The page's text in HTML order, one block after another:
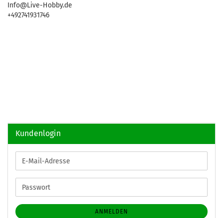
Info@Live-Hobby.de
+492741931746
Kundenlogin
E-
Mail-
Adresse
Passwort
ANMELDEN